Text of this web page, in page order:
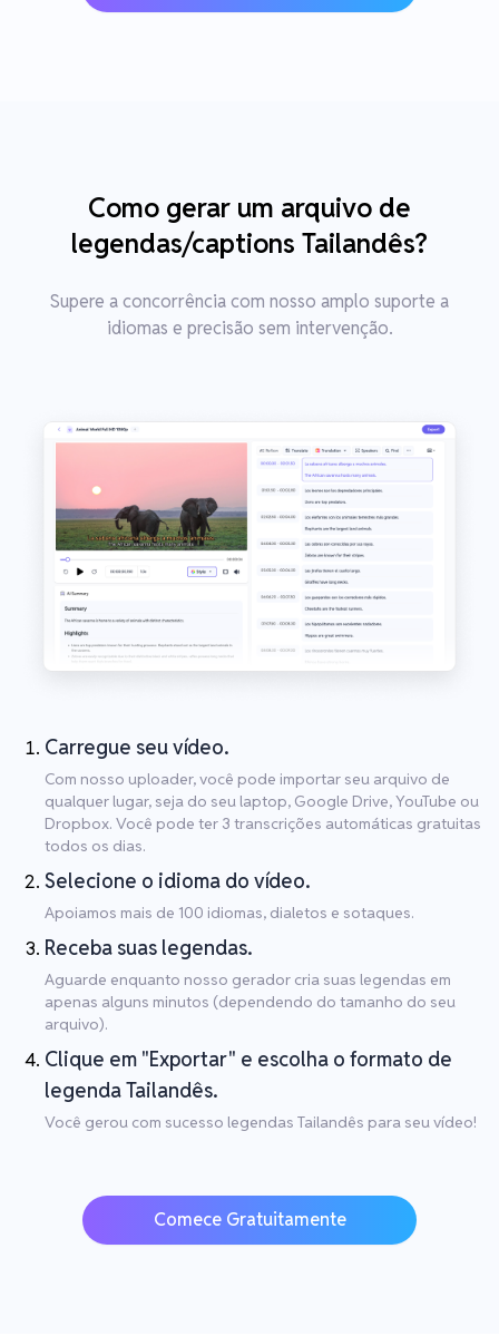
Como gerar um arquivo de
legendas/captions Tailandês?
Supere a concorrência com nosso amplo suporte a
idiomas e precisão sem intervenção.
Carregue seu vídeo.
Com nosso uploader, você pode importar seu arquivo de
qualquer lugar, seja do seu laptop, Google Drive, YouTube ou
Dropbox. Você pode ter 3 transcrições automáticas gratuitas
todos os dias.
Selecione o idioma do vídeo.
Apoiamos mais de 100 idiomas, dialetos e sotaques.
Receba suas legendas.
Aguarde enquanto nosso gerador cria suas legendas em
apenas alguns minutos (dependendo do tamanho do seu
arquivo).
Clique em "Exportar" e escolha o formato de
legenda Tailandês.
Você gerou com sucesso legendas Tailandês para seu vídeo!
Comece Gratuitamente